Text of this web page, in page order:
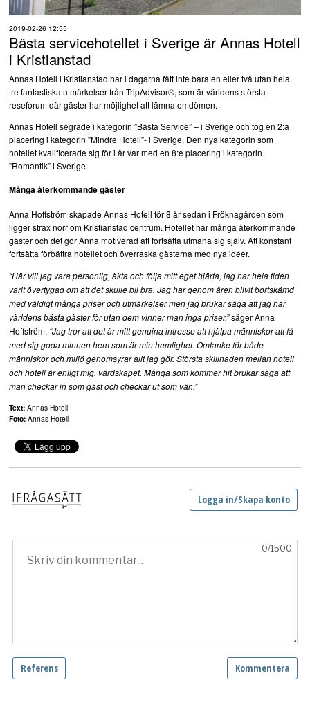
2019-02-26 12:55
Bästa servicehotellet i Sverige är Annas Hotell
i Kristianstad
Annas Hotell i Kristianstad har i dagarna fått inte bara en eller två utan hela
tre fantastiska utmärkelser från TripAdvisor®, som är världens största
reseforum där gäster har möjlighet att lämna omdömen.
Annas Hotell segrade i kategorin ”Bästa Service” – i Sverige och tog en 2:a
placering i kategorin ”Mindre Hotell”- i Sverige. Den nya kategorin som
hotellet kvalificerade sig för i år var med en 8:e placering i kategorin
”Romantik” i Sverige.
Många återkommande gäster
Anna Hoffström skapade Annas Hotell för 8 år sedan i Fröknagården som
ligger strax norr om Kristianstad centrum. Hotellet har många återkommande
gäster och det gör Anna motiverad att fortsätta utmana sig själv. Att konstant
fortsätta förbättra hotellet och överraska gästerna med nya idéer.
“Här vill jag vara personlig, äkta och följa mitt eget hjärta, jag har hela tiden
varit övertygad om att det skulle bli bra. Jag har genom åren blivit bortskämd
med väldigt många priser och utmärkelser men jag brukar säga att jag har
världens bästa gäster för utan dem vinner man inga priser.”säger Anna
Hoffström. “Jag tror att det är mitt genuina intresse att hjälpa människor att få
med sig goda minnen hem som är min hemlighet. Omtanke för både
människor och miljö genomsyrar allt jag gör. Största skillnaden mellan hotell
och hotell är enligt mig, värdskapet. Många som kommer hit brukar säga att
man checkar in som gäst och checkar ut som vän.”
Text: Annas Hotell
Foto: Annas Hotell